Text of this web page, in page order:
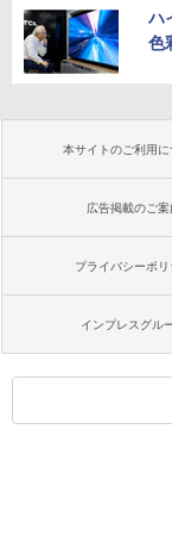
ハ
色
本サイトのご利用に
広告掲載のご案
プライバシーポリ
インプレスグル